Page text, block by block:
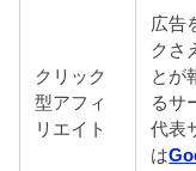
クリック
型アフィ
リエイト
広告
クさ
とが
るサ
代表
は